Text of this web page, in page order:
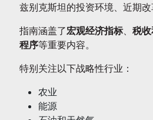
在乌兹别克斯坦做生意
展后结果
参展商
官方
兹别克斯坦的投资环境、近期
指南涵盖了宏观经济指标、 税
程序等重要内容。
特别关注以下战略性行业：
农业
能源